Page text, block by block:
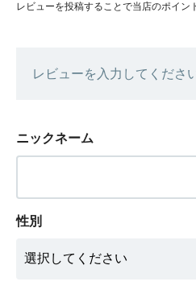
レビューを投稿することで当店のポイン
レビューを入力してくださ
ニックネーム
性別